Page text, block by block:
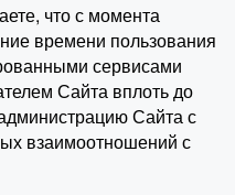
что с момента
времени пользования
сервисами
Сайта вплоть до
Сайта с
взаимоотношений с